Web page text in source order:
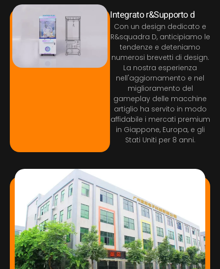
Integrato r&Supporto d
Con un design dedicato e
R&squadra D, anticipiamo le
tendenze e deteniamo
numerosi brevetti di design.
La nostra esperienza
nell'aggiornamento e nel
miglioramento del
gameplay delle macchine
artiglio ha servito in modo
affidabile i mercati premium
in Giappone, Europa, e gli
Stati Uniti per 8 anni.